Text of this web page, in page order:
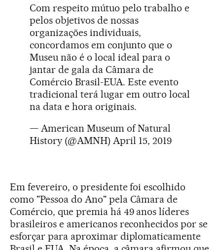
Com respeito mútuo pelo trabalho e
pelos objetivos de nossas
organizações individuais,
concordamos em conjunto que o
Museu não é o local ideal para o
jantar de gala da Câmara de
Comércio Brasil-EUA. Este evento
tradicional terá lugar em outro local
na data e hora originais.
— American Museum of Natural
History (@AMNH) April 15, 2019
Em fevereiro, o presidente foi escolhido
como "Pessoa do Ano" pela Câmara de
Comércio, que premia há 49 anos líderes
brasileiros e americanos reconhecidos por se
esforçar para aproximar diplomaticamente